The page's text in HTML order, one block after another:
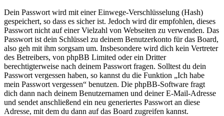
Dein Passwort wird mit einer Einwege-Verschlüsselung (Hash)
gespeichert, so dass es sicher ist. Jedoch wird dir empfohlen, dieses
Passwort nicht auf einer Vielzahl von Webseiten zu verwenden. Das
Passwort ist dein Schlüssel zu deinem Benutzerkonto für das Board,
also geh mit ihm sorgsam um. Insbesondere wird dich kein Vertreter
des Betreibers, von phpBB Limited oder ein Dritter
berechtigterweise nach deinem Passwort fragen. Solltest du dein
Passwort vergessen haben, so kannst du die Funktion „Ich habe
mein Passwort vergessen“ benutzen. Die phpBB-Software fragt
dich dann nach deinem Benutzernamen und deiner E-Mail-Adresse
und sendet anschließend ein neu generiertes Passwort an diese
Adresse, mit dem du dann auf das Board zugreifen kannst.